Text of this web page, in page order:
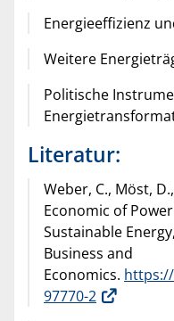
Energieeffizienz
Weitere
Politische
Literatur:
Weber, C., Möst,
Economic of
Sustainable
Business and
Economics.
97770-2